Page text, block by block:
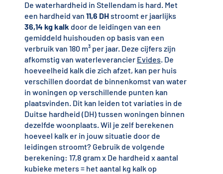
De waterhardheid in Stellendam is hard. Met
een hardheid van 11,6 DHstroomt er jaarlijks
36,14 kg kalk door de leidingen van een
gemiddeld huishouden op basis van een
verbruik van 180 m³ per jaar. Deze cijfers zijn
afkomstig van waterleverancier Evides. De
hoeveelheid kalk die zich afzet, kan per huis
verschillen doordat de binnenkomst van water
in woningen op verschillende punten kan
plaatsvinden. Dit kan leiden tot variaties in de
Duitse hardheid (DH) tussen woningen binnen
dezelfde woonplaats. Wil je zelf berekenen
hoeveel kalk er in jouw situatie door de
leidingen stroomt? Gebruik de volgende
berekening: 17,8 gram x De hardheid x aantal
kubieke meters = het aantal kg kalk op